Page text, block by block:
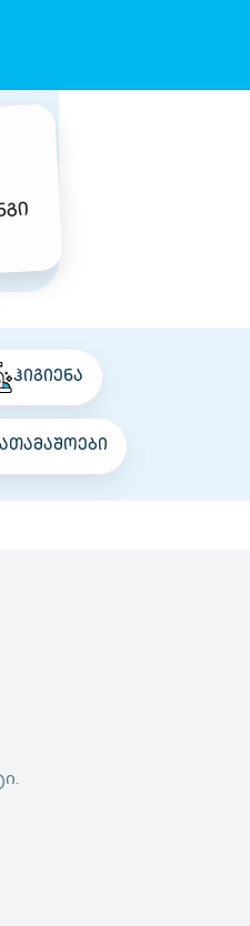
ჰიგიენა